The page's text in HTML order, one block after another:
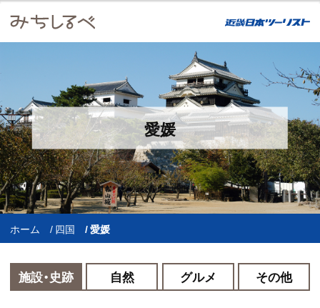
愛媛
ホーム 四国 愛媛
施設・史跡 自然 グルメ その他